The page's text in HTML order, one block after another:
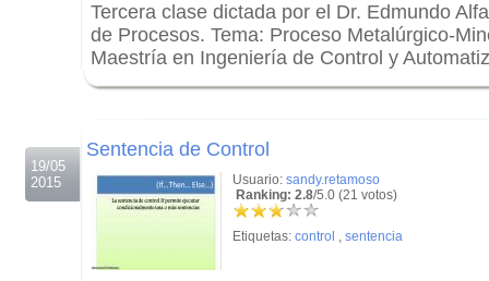
Tercera clase dictada por el Dr. Edmundo
de Procesos. Tema: Proceso Metalúrgico-
Maestría en Ingeniería de Control y
19/05
2015
Sentencia de Control
Usuario: sandy.retamoso
Ranking: 2.8/5.0 (21 votos)
Etiquetas: control , sentencia